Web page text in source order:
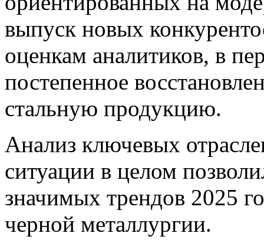
выпуск новых
оценкам аналитиков, в
постепенное
стальную продукцию.
Анализ ключевых
ситуации в целом
значимых трендов 2025
черной металлургии.